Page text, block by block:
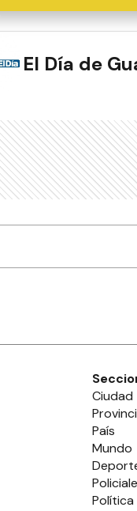
El Día de
Ciudad
País
Mundo
Política